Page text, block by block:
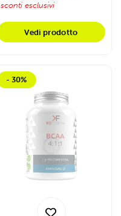
sconti esclusivi
Vedi prodotto
- 30%